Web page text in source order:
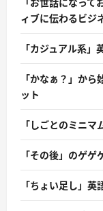
「お世話になっ
ィブに伝わるビジ
「カジュアル系」
「かなぁ？」か
ット
「しごとのミニマ
「その後」のゲゲ
「ちょい足し」英